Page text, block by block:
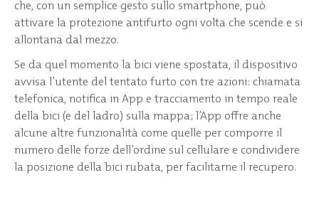
che, con un semplice gesto sullo smartphone, può
attivare la protezione antifurto ogni volta che scende e si
allontana dal mezzo.
Se da quel momento la bici viene spostata, il dispositivo
avvisa l’utente del tentato furto con tre azioni: chiamata
telefonica, notifica in App e tracciamento in tempo reale
della bici (e del ladro) sulla mappa; l’App offre anche
alcune altre funzionalità come quelle per comporre il
numero delle forze dell’ordine sul cellulare e condividere
la posizione della bici rubata, per facilitarne il recupero.